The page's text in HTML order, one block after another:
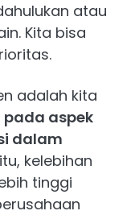
atau
Kita bisa
adalah kita
aspek
dalam
kelebihan
tinggi